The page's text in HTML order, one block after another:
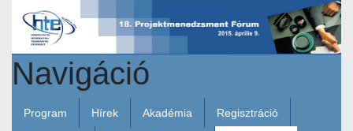
Ugrás a fő tartalomhoz
Navigáció
Program Hírek Akadémia Regisztráció